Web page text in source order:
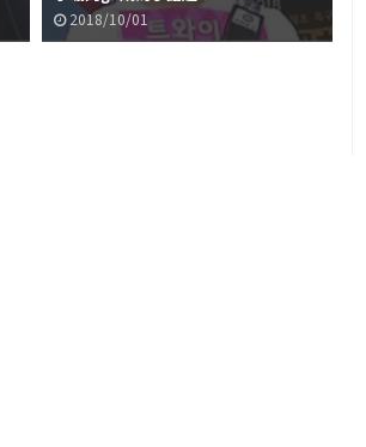
2018/10/01